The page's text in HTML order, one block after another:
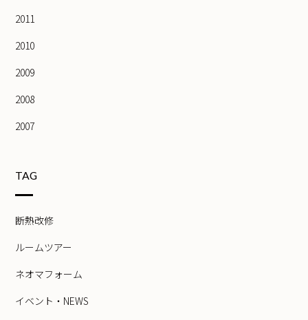
2011
2010
2009
2008
2007
TAG
断熱改修
ルームツアー
ネオマフォーム
イベント・NEWS